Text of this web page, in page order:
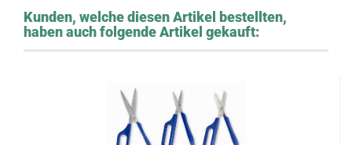
Kunden, welche diesen Artikel bestellten,
haben auch folgende Artikel gekauft: